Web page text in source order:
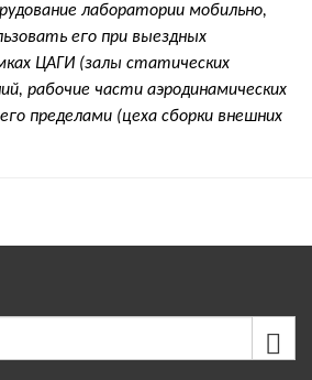
лаборатории мобильно,
его при выездных
ЦАГИ (залы статических
рабочие части аэродинамических
пределами (цеха сборки внешних